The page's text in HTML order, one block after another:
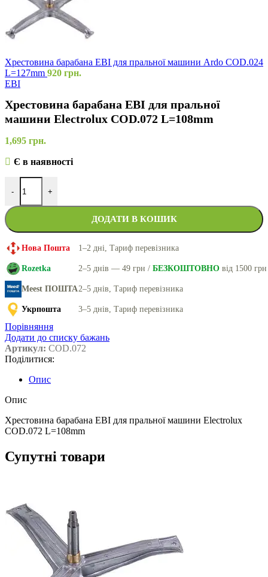
Хрестовина барабана EBI для пральної машини Ardo COD.024
L=127mm 920 грн.
EBI
Хрестовина барабана EBI для пральної
машини Electrolux COD.072 L=108mm
1,695 грн.
Є в наявності
- +
ДОДАТИ В КОШИК
Нова Пошта 1–2 дні, Тариф перевізника
Rozetka 2–5 днів — 49 грн / БЕЗКОШТОВНО від 1500 грн
Meest ПОШТА2–5 днів, Тариф перевізника
Укрпошта 3–5 днів, Тариф перевізника
Порівняння
Додати до списку бажань
Артикул: COD.072
Поділитися:
Опис
Опис
Хрестовина барабана EBI для пральної машини Electrolux
COD.072 L=108mm
Супутні товари